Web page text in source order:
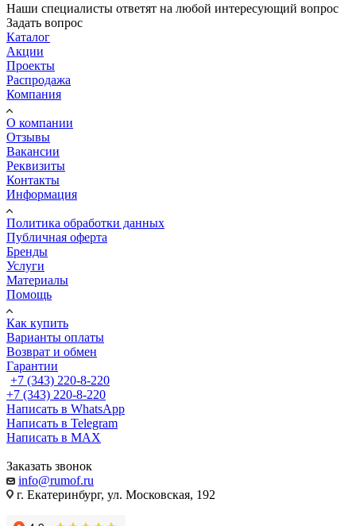
Наши специалисты ответят на любой интересующий вопрос
Задать вопрос
Каталог
Акции
Проекты
Распродажа
Компания
О компании
Отзывы
Вакансии
Реквизиты
Контакты
Информация
Политика обработки данных
Публичная оферта
Бренды
Услуги
Материалы
Помощь
Как купить
Варианты оплаты
Возврат и обмен
Гарантии
+7 (343) 220-8-220
+7 (343) 220-8-220
Написать в WhatsApp
Написать в Telegram
Написать в MAX
Заказать звонок
info@rumof.ru
г. Екатеринбург, ул. Московская, 192